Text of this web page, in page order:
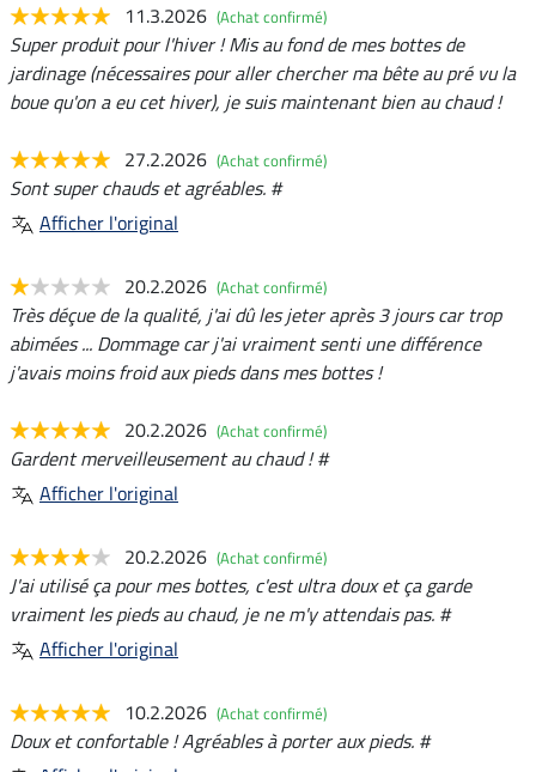
11.3.2026 (Achat confirmé)
Super produit pour l'hiver ! Mis au fond de mes bottes de
jardinage (nécessaires pour aller chercher ma bête au pré vu la
boue qu'on a eu cet hiver), je suis maintenant bien au chaud !
27.2.2026 (Achat confirmé)
Sont super chauds et agréables. #
Afficher l'original
20.2.2026 (Achat confirmé)
Très déçue de la qualité, j'ai dû les jeter après 3 jours car trop
abimées ... Dommage car j'ai vraiment senti une différence
j'avais moins froid aux pieds dans mes bottes !
20.2.2026 (Achat confirmé)
Gardent merveilleusement au chaud ! #
Afficher l'original
20.2.2026 (Achat confirmé)
J'ai utilisé ça pour mes bottes, c'est ultra doux et ça garde
vraiment les pieds au chaud, je ne m'y attendais pas. #
Afficher l'original
10.2.2026 (Achat confirmé)
Doux et confortable ! Agréables à porter aux pieds. #